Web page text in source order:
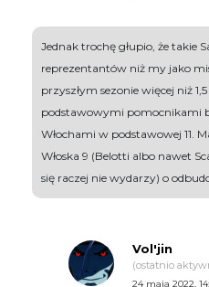
Jednak trochę głupio, że takie
reprezentantów niż my jako
przyszłym sezonie więcej niż
podstawowymi pomocnikami
Włochami w podstawowej 11.
Włoska 9 (Belotti albo nawet
się raczej nie wydarzy) o
Vol'jin
(ostatnio
24 maja 2022,